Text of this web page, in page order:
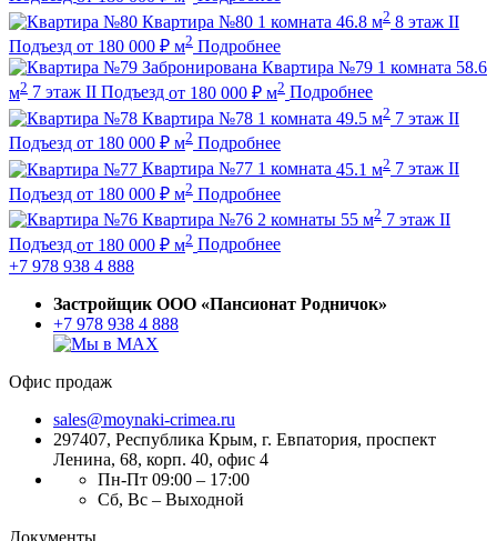
Квартира №80 1 комната 46.8 м2 8 этаж II
Подъезд от 180 000 ₽ м2 Подробнее
Забронирована Квартира №79 1 комната 58.6
м2 7 этаж II Подъезд от 180 000 ₽ м2 Подробнее
Квартира №78 1 комната 49.5 м2 7 этаж II
Подъезд от 180 000 ₽ м2 Подробнее
Квартира №77 1 комната 45.1 м2 7 этаж II
Подъезд от 180 000 ₽ м2 Подробнее
Квартира №76 2 комнаты 55 м2 7 этаж II
Подъезд от 180 000 ₽ м2 Подробнее
+7 978 938 4 888
Застройщик ООО «Пансионат Родничок»
+7 978 938 4 888
Офис продаж
sales@moynaki-crimea.ru
297407, Республика Крым, г. Евпатория, проспект
Ленина, 68, корп. 40, офис 4
Пн-Пт 09:00 – 17:00
Сб, Вс – Выходной
Документы